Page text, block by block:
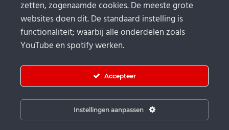
Algemeen: info@baroeg.nl
Bands & boeking: leon@baroeg.nl
Promotie & publiciteit: francis@baroeg.nl
zetten, zogenaamde cookies. De meeste grote
websites doen dit. De standaard instelling is
functionaliteit; waarbij alle onderdelen zoals
YouTube en spotify werken.
Accepteer
Instellingen aanpassen